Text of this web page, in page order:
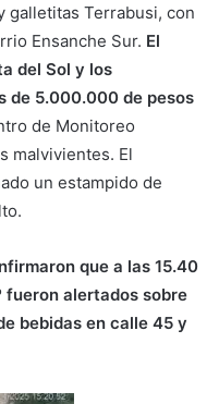
galletitas Terrabusi, con
Ensanche Sur. El
del Sol y los
de 5.000.000 de pesos
de Monitoreo
malvivientes. El
un estampido de
que a las 15.40
fueron alertados sobre
bebidas en calle 45 y